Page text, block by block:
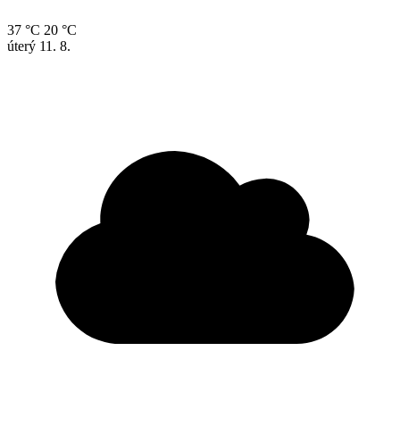
37 °C 20 °C
úterý 11. 8.